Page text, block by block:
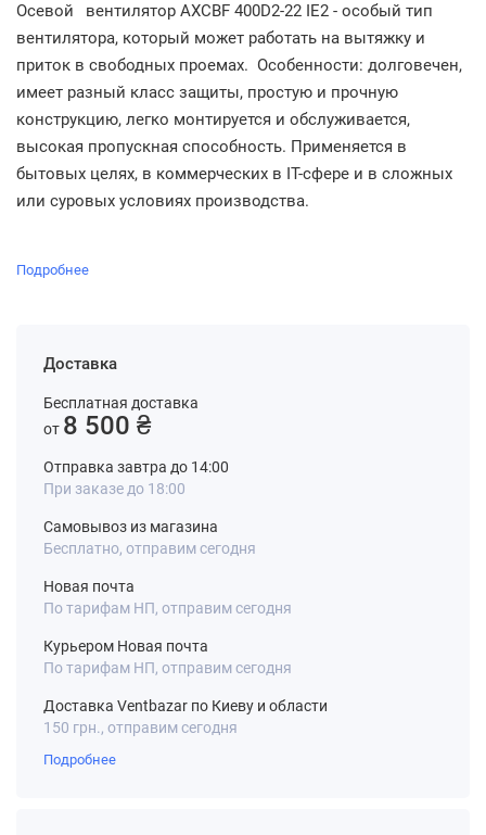
Осевой
вентилятор AXCBF 400D2-22 IE2 - особый тип
вентилятора, который может работать на вытяжку и
приток в свободных проемах. Особенности: долговечен,
имеет разный класс защиты, простую и прочную
конструкцию, легко монтируется и обслуживается,
высокая пропускная способность. Применяется в
бытовых целях, в коммерческих в IT-сфере и в сложных
или суровых условиях производства.
Подробнее
Доставка
Бесплатная доставка
от 8 500 ₴
Отправка завтра до 14:00
При заказе до 18:00
Самовывоз из магазина
Бесплатно, отправим сегодня
Новая почта
По тарифам НП, отправим сегодня
Курьером Новая почта
По тарифам НП, отправим сегодня
Доставка Ventbazar по Киеву и области
150 грн., отправим сегодня
Подробнее